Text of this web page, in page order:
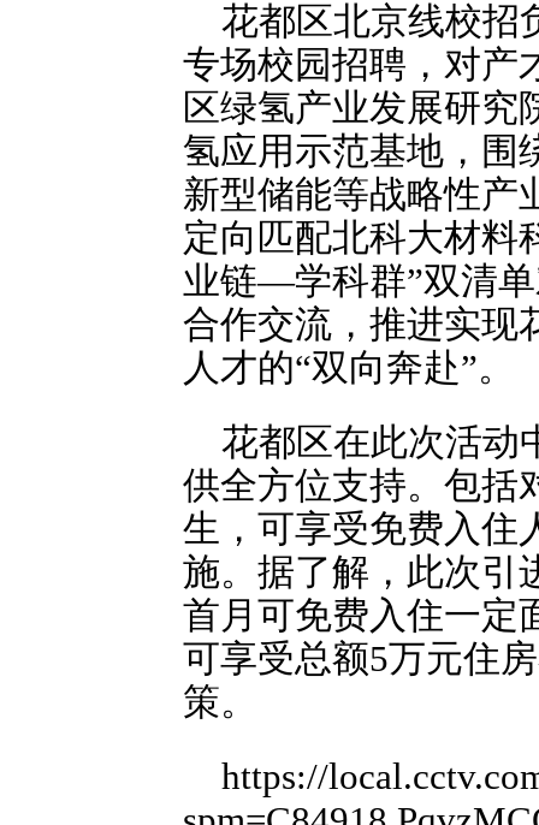
花都区北京线校招
专场校园招聘，对产
区绿氢产业发展研究
氢应用示范基地，围
新型储能等战略性产
定向匹配北科大材料
业链—学科群”双清
合作交流，推进实现
人才的“双向奔赴”。
花都区在此次活动
供全方位支持。包括
生，可享受免费入住
施。据了解，此次引
首月可免费入住一定
可享受总额5万元住
策。
https://